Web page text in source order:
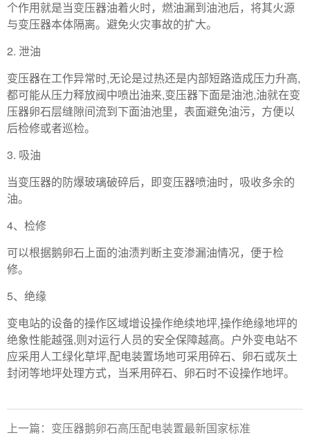
个作用就是当变压器油着火时，燃油漏到油池后，将其火源
与变压器本体隔离。避免火灾事故的扩大。
2. 泄油
变压器在工作异常时,无论是过热还是内部短路造成压力升高,
都可能从压力释放阀中喷出油来,变压器下面是油池,油就在变
压器卵石层缝隙间流到下面油池里，表面避免油污，方便以
后检修或者巡检。
3. 吸油
当变压器的防爆玻璃破碎后，即变压器喷油时，吸收多余的
油。
4、检修
可以根据鹅卵石上面的油渍判断主变渗漏油情况，便于检
修。
5、绝缘
变电站的设备的操作区域增设操作绝续地坪,操作绝缘地坪的
绝象性能越强,则对运行人员的安全保障越高。户外变电站不
应采用人工绿化草坪,配电装置场地可采用碎石、卵石或灰土
封闭等地坪处理方式，当釆用碎石、卵石时不设操作地坪。
上一篇：变压器鹅卵石高压配电装置最新国家标准